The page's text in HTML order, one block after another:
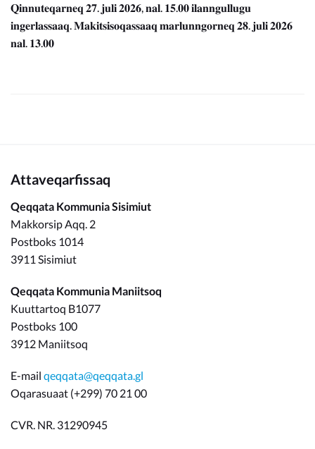
𝐐𝐢𝐧𝐧𝐮𝐭𝐞𝐪𝐚𝐫𝐧𝐞𝐪 𝟐𝟕. 𝐣𝐮𝐥𝐢 𝟐𝟎𝟐𝟔, 𝐧𝐚𝐥. 𝟏𝟓.𝟎𝟎 𝐢𝐥𝐚𝐧𝐧𝐠𝐮𝐥𝐥𝐮𝐠𝐮
𝐢𝐧𝐠𝐞𝐫𝐥𝐚𝐬𝐬𝐚𝐚𝐪. 𝐌𝐚𝐤𝐢𝐭𝐬𝐢𝐬𝐨𝐪𝐚𝐬𝐬𝐚𝐚𝐪 𝐦𝐚𝐫𝐥𝐮𝐧𝐧𝐠𝐨𝐫𝐧𝐞𝐪 𝟐𝟖. 𝐣𝐮𝐥𝐢 𝟐𝟎𝟐𝟔
𝐧𝐚𝐥. 𝟏𝟑.𝟎𝟎
Attaveqarfissaq
Qeqqata Kommunia Sisimiut
Makkorsip Aqq. 2
Postboks 1014
3911 Sisimiut
Qeqqata Kommunia Maniitsoq
Kuuttartoq B1077
Postboks 100
3912 Maniitsoq
E-mail qeqqata@qeqqata.gl
Oqarasuaat (+299) 70 21 00
CVR. NR. 31290945